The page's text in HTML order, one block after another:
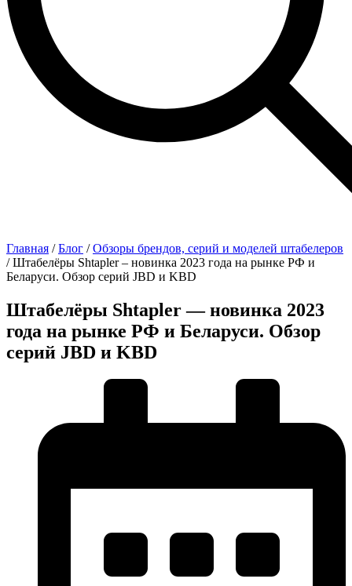
Главная /Блог /Обзоры брендов, серий и моделей штабелеров
/Штабелёры Shtapler – новинка 2023 года на рынке РФ и
Беларуси. Обзор серий JBD и KBD
Штабелёры Shtapler — новинка 2023
года на рынке РФ и Беларуси. Обзор
серий JBD и KBD